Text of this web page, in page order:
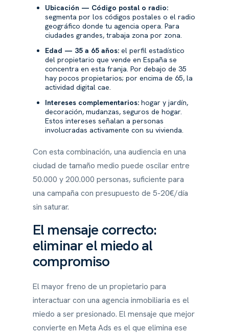
Ubicación — Código postal o radio:
segmenta por los códigos postales o el radio
geográfico donde tu agencia opera. Para
ciudades grandes, trabaja zona por zona.
Edad — 35 a 65 años: el perfil estadístico
del propietario que vende en España se
concentra en esta franja. Por debajo de 35
hay pocos propietarios; por encima de 65, la
actividad digital cae.
Intereses complementarios: hogar y jardín,
decoración, mudanzas, seguros de hogar.
Estos intereses señalan a personas
involucradas activamente con su vivienda.
Con esta combinación, una audiencia en una
ciudad de tamaño medio puede oscilar entre
50.000 y 200.000 personas, suficiente para
una campaña con presupuesto de 5-20€/día
sin saturar.
El mensaje correcto:
eliminar el miedo al
compromiso
El mayor freno de un propietario para
interactuar con una agencia inmobiliaria es el
miedo a ser presionado. El mensaje que mejor
convierte en Meta Ads es el que elimina ese